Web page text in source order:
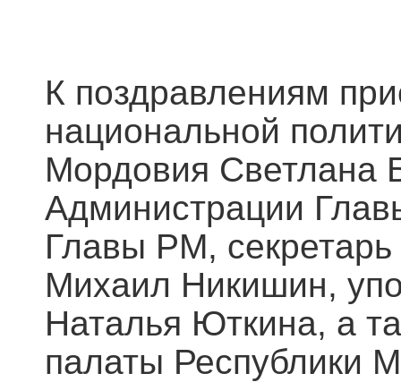
К поздравлениям
национальной
Мордовия Светлана
Администрации
Главы РМ,
Михаил Никишин,
Наталья Юткина, а
палаты Республики